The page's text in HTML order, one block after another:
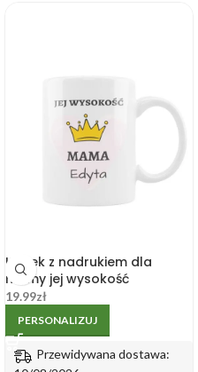
Kubek z nadrukiem dla
mamy jej wysokość
19.99zł
PERSONALIZUJ
Przewidywana dostawa: